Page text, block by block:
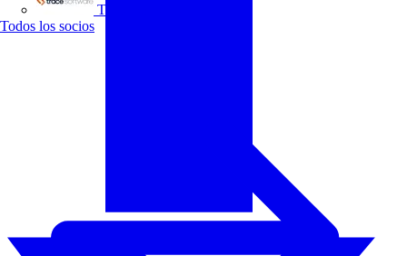
Trace Software
Todos los socios